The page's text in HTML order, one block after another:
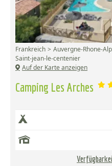
Camping Les Arches
Frankreich Auvergne-Rhone-
Saint-jean-le-centenier
Auf der Karte anzeigen